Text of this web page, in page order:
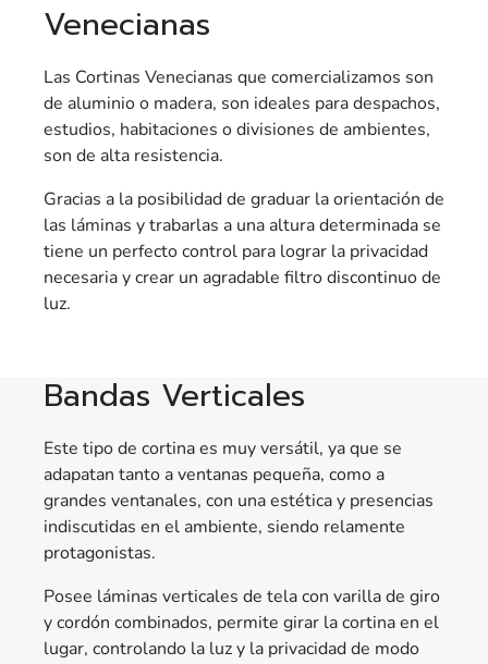
Venecianas
Las Cortinas Venecianas que comercializamos son
de aluminio o madera, son ideales para despachos,
estudios, habitaciones o divisiones de ambientes,
son de alta resistencia.
Gracias a la posibilidad de graduar la orientación de
las láminas y trabarlas a una altura determinada se
tiene un perfecto control para lograr la privacidad
necesaria y crear un agradable filtro discontinuo de
luz.
Bandas Verticales
Este tipo de cortina es muy versátil, ya que se
adapatan tanto a ventanas pequeña, como a
grandes ventanales, con una estética y presencias
indiscutidas en el ambiente, siendo relamente
protagonistas.
Posee láminas verticales de tela con varilla de giro
y cordón combinados, permite girar la cortina en el
lugar, controlando la luz y la privacidad de modo